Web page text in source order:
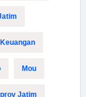
Keuangan
Mou
Jatim